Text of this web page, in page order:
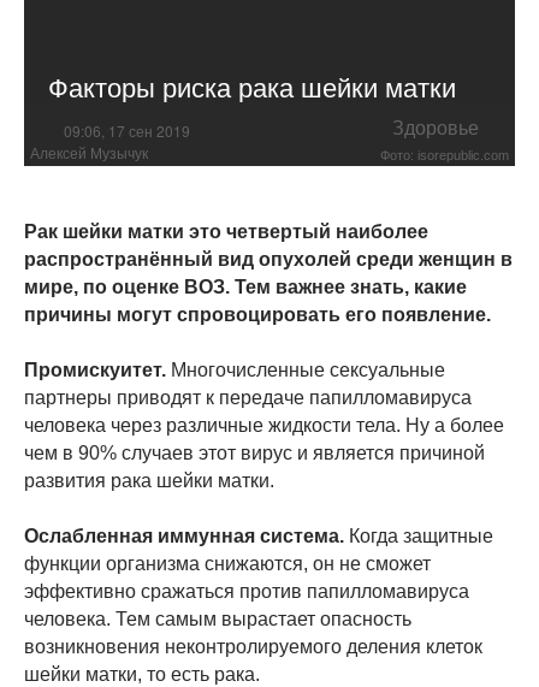
Факторы риска рака шейки матки
09:06, 17 сен 2019 Здоровье
Алексей Музычук Фото: isorepublic.com
Рак шейки матки это четвертый наиболее
распространённый вид опухолей среди женщин в
мире, по оценке ВОЗ. Тем важнее знать, какие
причины могут спровоцировать его появление.
Промискуитет. Многочисленные сексуальные
партнеры приводят к передаче папилломавируса
человека через различные жидкости тела. Ну а более
чем в 90% случаев этот вирус и является причиной
развития рака шейки матки.
Ослабленная иммунная система. Когда защитные
функции организма снижаются, он не сможет
эффективно сражаться против папилломавируса
человека. Тем самым вырастает опасность
возникновения неконтролируемого деления клеток
шейки матки, то есть рака.